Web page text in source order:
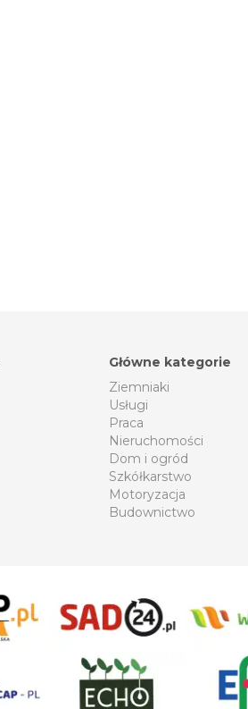
Główne kategorie
Ziemniaki
Usługi
Praca
Nieruchomości
Dom i ogród
Szkółkarstwo
Motoryzacja
Budownictwo